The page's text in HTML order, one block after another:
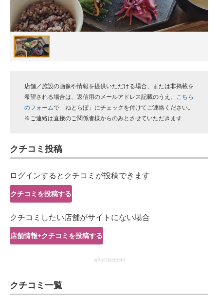
進化するPCとデバイスの未来
好きが集まる 比べて選べる
ビジネスと働き方のヒント
企業ITのトレンドを詳説
経営リーダーのコミュニティ
ITエンジニア向け専門サイト
企業向けIT製品の総合サイト
IT製品の技術・比較・事例
製造業のIT導入・活用を支援
エレクトロニクス専門サイト
電子設計の基本と応用
店舗／施設の画像や情報を提供いただける場合、または非掲載を
希望される場合は、返信用のメールアドレス記載のうえ、
こちら
のフォームで「ねとらぼ」にチェックを付けてご連絡ください。
※ご連絡は直接のご関係者様からのみとさせていただきます
クチコミ投稿
ログインするとクチコミが投稿できます
クチコミを投稿する
クチコミしたい店舗がサイトにない場合
店舗情報+クチコミを投稿する
advertisement
クチコミ一覧